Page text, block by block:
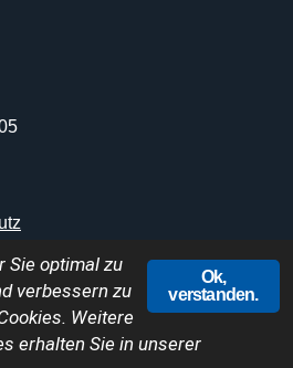
Ok,
verstanden.
Sie optimal zu
verbessern zu
Weitere
erhalten Sie in unserer